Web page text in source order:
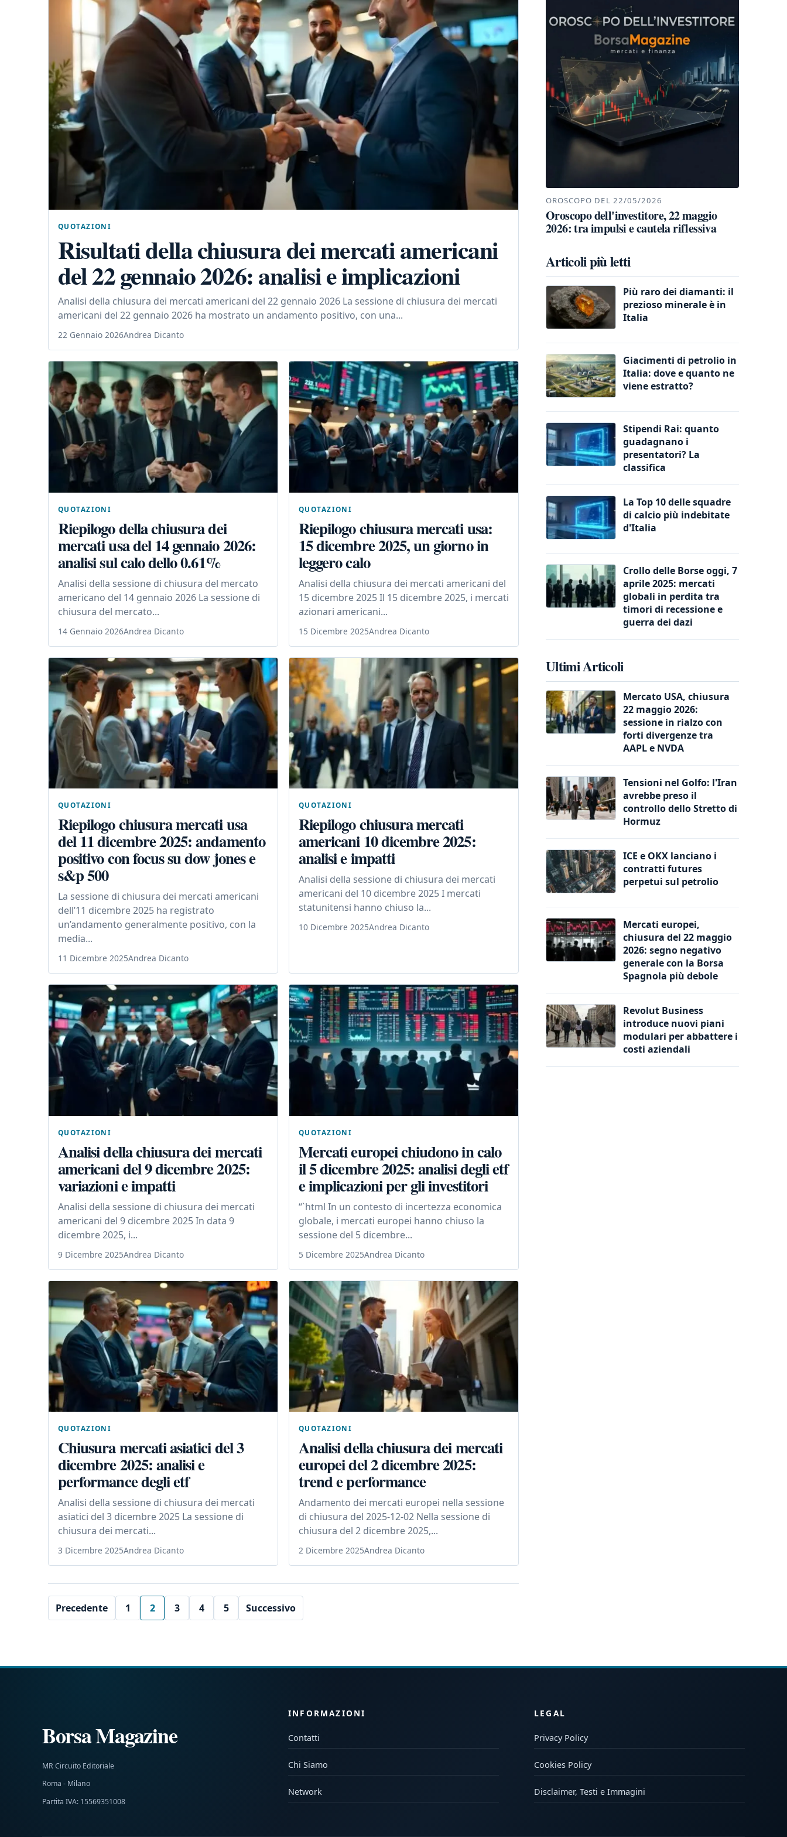
QUOTAZIONI
Risultati della chiusura dei mercati americani
del 22 gennaio 2026: analisi e implicazioni
Analisi della chiusura dei mercati americani del 22 gennaio 2026 La sessione di chiusura dei mercati
americani del 22 gennaio 2026 ha mostrato un andamento positivo, con una...
22 Gennaio 2026Andrea Dicanto
QUOTAZIONI
Riepilogo della chiusura dei
mercati usa del 14 gennaio 2026:
analisi sul calo dello 0.61%
Analisi della sessione di chiusura del mercato
americano del 14 gennaio 2026 La sessione di
chiusura del mercato...
14 Gennaio 2026Andrea Dicanto
QUOTAZIONI
Riepilogo chiusura mercati usa:
15 dicembre 2025, un giorno in
leggero calo
Analisi della chiusura dei mercati americani del
15 dicembre 2025 Il 15 dicembre 2025, i mercati
azionari americani...
15 Dicembre 2025Andrea Dicanto
QUOTAZIONI
Riepilogo chiusura mercati usa
del 11 dicembre 2025: andamento
positivo con focus su dow jones e
s&p 500
La sessione di chiusura dei mercati americani
dell’11 dicembre 2025 ha registrato
un’andamento generalmente positivo, con la
media...
11 Dicembre 2025Andrea Dicanto
QUOTAZIONI
Riepilogo chiusura mercati
americani 10 dicembre 2025:
analisi e impatti
Analisi della sessione di chiusura dei mercati
americani del 10 dicembre 2025 I mercati
statunitensi hanno chiuso la...
10 Dicembre 2025Andrea Dicanto
QUOTAZIONI
Analisi della chiusura dei mercati
americani del 9 dicembre 2025:
variazioni e impatti
Analisi della sessione di chiusura dei mercati
americani del 9 dicembre 2025 In data 9
dicembre 2025, i...
9 Dicembre 2025Andrea Dicanto
QUOTAZIONI
Mercati europei chiudono in calo
il 5 dicembre 2025: analisi degli etf
e implicazioni per gli investitori
“`html In un contesto di incertezza economica
globale, i mercati europei hanno chiuso la
sessione del 5 dicembre...
5 Dicembre 2025Andrea Dicanto
QUOTAZIONI
Chiusura mercati asiatici del 3
dicembre 2025: analisi e
performance degli etf
Analisi della sessione di chiusura dei mercati
asiatici del 3 dicembre 2025 La sessione di
chiusura dei mercati...
3 Dicembre 2025Andrea Dicanto
QUOTAZIONI
Analisi della chiusura dei mercati
europei del 2 dicembre 2025:
trend e performance
Andamento dei mercati europei nella sessione
di chiusura del 2025-12-02 Nella sessione di
chiusura del 2 dicembre 2025,...
2 Dicembre 2025Andrea Dicanto
Precedente 1 2 3 4 5 Successivo
OROSCOPO DEL 22/05/2026
Oroscopo dell'investitore, 22 maggio
2026: tra impulsi e cautela riflessiva
Articoli più letti
Più raro dei diamanti: il
prezioso minerale è in
Italia
Giacimenti di petrolio in
Italia: dove e quanto ne
viene estratto?
Stipendi Rai: quanto
guadagnano i
presentatori? La
classifica
La Top 10 delle squadre
di calcio più indebitate
d'Italia
Crollo delle Borse oggi, 7
aprile 2025: mercati
globali in perdita tra
timori di recessione e
guerra dei dazi
Ultimi Articoli
Mercato USA, chiusura
22 maggio 2026:
sessione in rialzo con
forti divergenze tra
AAPL e NVDA
Tensioni nel Golfo: l'Iran
avrebbe preso il
controllo dello Stretto di
Hormuz
ICE e OKX lanciano i
contratti futures
perpetui sul petrolio
Mercati europei,
chiusura del 22 maggio
2026: segno negativo
generale con la Borsa
Spagnola più debole
Revolut Business
introduce nuovi piani
modulari per abbattere i
costi aziendali
Borsa Magazine
MR Circuito Editoriale
Roma - Milano
Partita IVA: 15569351008
INFORMAZIONI
Contatti
Chi Siamo
Network
LEGAL
Privacy Policy
Cookies Policy
Disclaimer, Testi e Immagini